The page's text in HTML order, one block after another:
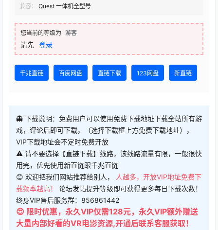
兼容：
Quest 一体机全型号
您当前的等级为 游客
请先 登录
千兆直链 百度网盘 直链下载 123网盘 新直链
👻 下载说明：免费用户可以使用免费下载地址下载全站所有游
戏，评论后即可下载，（选择下载框上方免费下载地址），
VIP下载地址会不定时免费开放
⚠ 请不要选择【直链下载】线路，该线路流量有限，一般很快
用完，优先使用新直链跟千兆直链
😊 欢迎把我们网站推荐给别人，
人越多，开放VIP地址免费下
载频率越高！ 论坛发帖提升等级即可获得更多每日下载次数！
终身VIP售后服务群：856861442
😍 限时优惠，永久VIP仅需128元，永久VIP额外赠送
大量内部好看的VR电影资源,开通后联系客服获取！